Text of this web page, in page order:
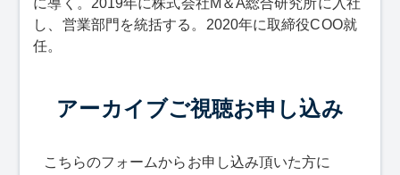
に導く。2019年に株式会社M＆A総合研究所に入社
し、営業部門を統括する。2020年に取締役COO就
任。
アーカイブご視聴お申し込み
こちらのフォームからお申し込み頂いた方に